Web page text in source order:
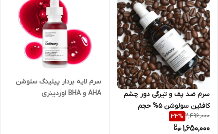
سرم ضد پف و تیرگی دور چشم
کافئین سولوشن 5% حجم
30میل اصل
2,496,000
33%
1,650,000
سرم لایه بردار پیلینگ سلوشن
AHA و BHA اوردینری